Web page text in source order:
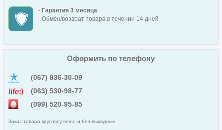
- Гарантия 3 месяца
- Обмен/возврат товара в течении 14 дней
Оформить по телефону
(067) 836-30-09
(063) 530-98-77
(099) 520-95-85
Заказ товара круглосуточно и без выходных